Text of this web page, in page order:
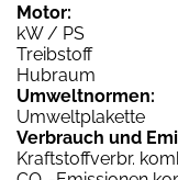
Motor:
kW / PS
Treibstoff
Hubraum
Umweltnormen:
Umweltplakette
Verbrauch und
Kraftstoffverbr.